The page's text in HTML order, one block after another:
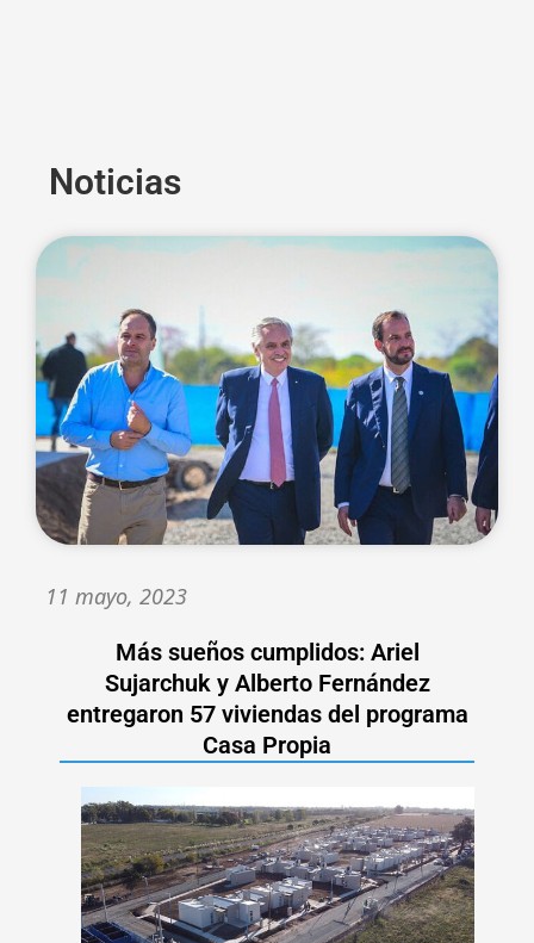
Noticias
11 mayo, 2023
Más sueños cumplidos: Ariel
Sujarchuk y Alberto Fernández
entregaron 57 viviendas del programa
Casa Propia